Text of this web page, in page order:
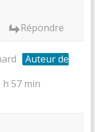
Répondre
Auteur de
h 57 min